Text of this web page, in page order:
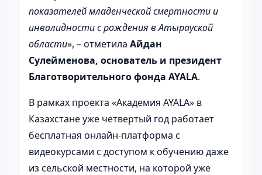
показателей младенческой смертности и
инвалидности с рождения в Атырауской
области», – отметила Айдан
Сулейменова, основатель и президент
Благотворительного фонда AYALA.
В рамках проекта «Академия AYALA» в
Казахстане уже четвертый год работает
бесплатная онлайн-платформа с
видеокурсами с доступом к обучению даже
из сельской местности, на которой уже